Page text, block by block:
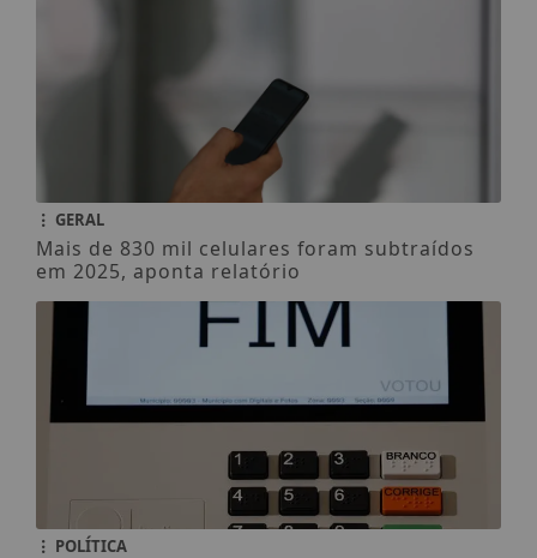
GERAL
Mais de 830 mil celulares foram subtraídos
em 2025, aponta relatório
POLÍTICA